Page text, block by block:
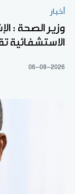
أخبار
وزير الصحة :
الاستشفائية
06-08-2026